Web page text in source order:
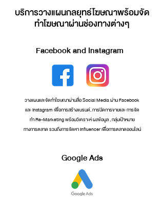
บริการวางแผนกลยุทธ์โฆษณาพร้อมจัด
ทำโฆษณาผ่านช่องทางต่างๆ
Facebook and Instagram
วางแผนและจัดทำโฆษณาผานสื่อ Social Media ผาน Facebook
และ Instagram เพื่อการสรางแบรนด, การปดการขายและ การจัด
ทำ Re-Marketing พรอมวิเคราะห ผลขอมูล , กลุมเปาหมาย
ทางการตลาด รวมถึงการจัดหา Influencer เพื่อการตลาดออนไลน์
Google Ads